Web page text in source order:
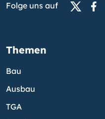
Folge uns auf
Themen
Bau
Ausbau
TGA